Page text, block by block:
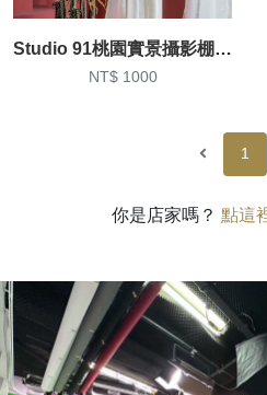
Studio 91桃園實景攝影棚 居家/簡約/特色實景/無縫白棚/活動空間
NT$ 1000
1
你是店家嗎？ 點這